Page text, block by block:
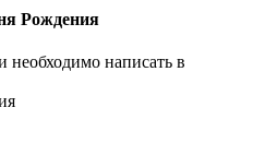
Рождения
необходимо написать в